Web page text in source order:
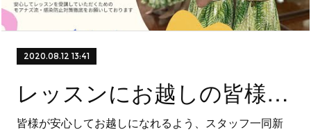
2020.08.12 13:41
レッスンにお越しの皆様へ PⅡ
皆様が安心してお越しになれるよう、スタッフ一同新